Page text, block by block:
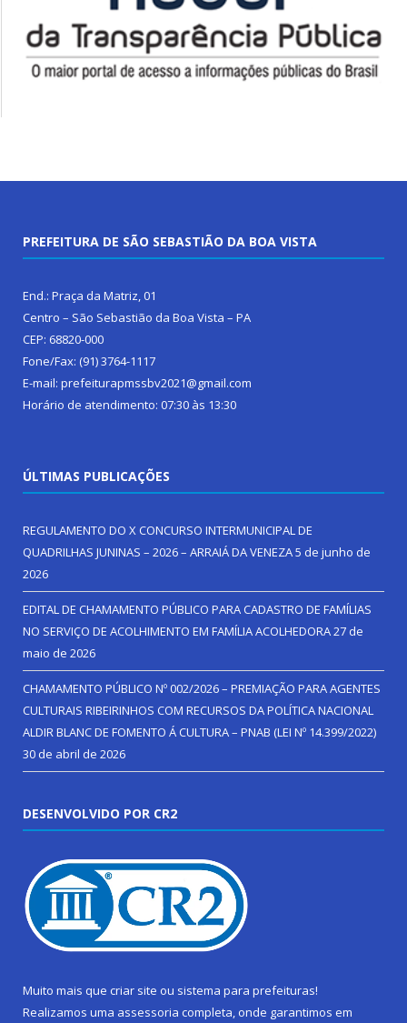
PREFEITURA DE SÃO SEBASTIÃO DA BOA VISTA
End.: Praça da Matriz, 01
Centro – São Sebastião da Boa Vista – PA
CEP: 68820-000
Fone/Fax: (91) 3764-1117
E-mail: prefeiturapmssbv2021@gmail.com
Horário de atendimento: 07:30 às 13:30
ÚLTIMAS PUBLICAÇÕES
REGULAMENTO DO X CONCURSO INTERMUNICIPAL DE
QUADRILHAS JUNINAS – 2026 – ARRAIÁ DA VENEZA5 de junho de
2026
EDITAL DE CHAMAMENTO PÚBLICO PARA CADASTRO DE FAMÍLIAS
NO SERVIÇO DE ACOLHIMENTO EM FAMÍLIA ACOLHEDORA27 de
maio de 2026
CHAMAMENTO PÚBLICO Nº 002/2026 – PREMIAÇÃO PARA AGENTES
CULTURAIS RIBEIRINHOS COM RECURSOS DA POLÍTICA NACIONAL
ALDIR BLANC DE FOMENTO Á CULTURA – PNAB (LEI Nº 14.399/2022)
30 de abril de 2026
DESENVOLVIDO POR CR2
Muito mais que criar site ou sistema para prefeituras!
Realizamos uma assessoria completa, onde garantimos em